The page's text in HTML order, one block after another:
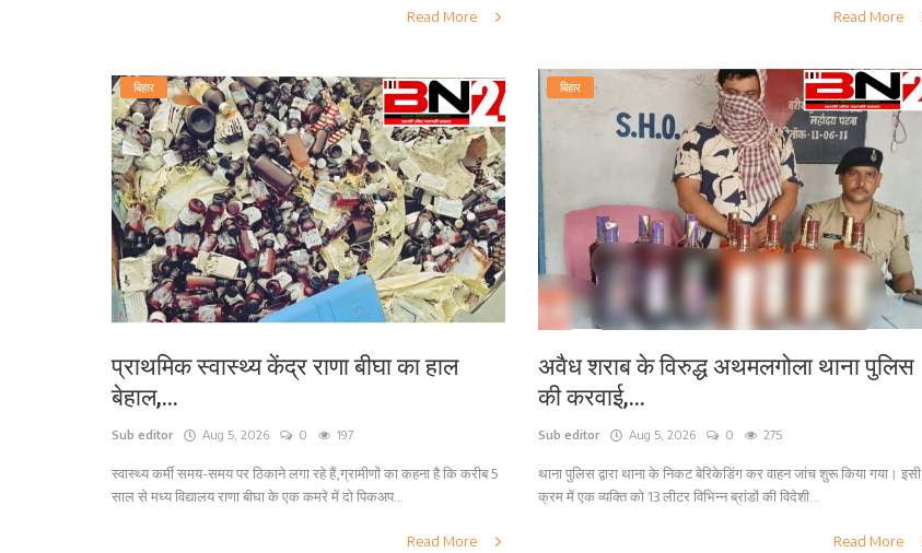
Read More Read More
बिहार
प्राथमिक स्वास्थ्य केंद्र राणा बीघा का हाल
बेहाल,...
Sub editor Aug 5, 2026 0 197
स्वास्थ्य कर्मी समय-समय पर ठिकाने लगा रहे हैं,ग्रामीणों का कहना है कि करीब 5
साल से मध्य विद्यालय राणा बीघा के एक कमरे में दो पिकअप...
Read More
बिहार
अवैध शराब के विरुद्ध अथमलगोला थाना पुलिस
की करवाई,...
Sub editor Aug 5, 2026 0 275
थाना पुलिस द्वारा थाना के निकट बेरिकेडिंग कर वाहन जांच शुरू किया गया। इसी
क्रम में एक व्यक्ति को 13 लीटर विभिन्न ब्रांडों की विदेशी...
Read More